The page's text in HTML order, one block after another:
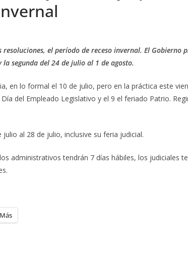
resoluciones, el período de receso invernal. El Gobierno
segunda del 24 de julio al 1 de agosto.
en lo formal el 10 de julio, pero en la práctica este
del Empleado Legislativo y el 9 el feriado Patrio.
al 28 de julio, inclusive su feria judicial.
administrativos tendrán 7 días hábiles, los judiciales
Más